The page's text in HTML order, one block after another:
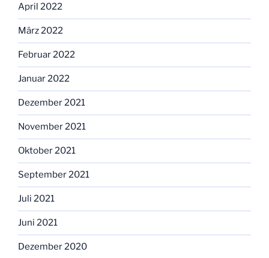
April 2022
März 2022
Februar 2022
Januar 2022
Dezember 2021
November 2021
Oktober 2021
September 2021
Juli 2021
Juni 2021
Dezember 2020